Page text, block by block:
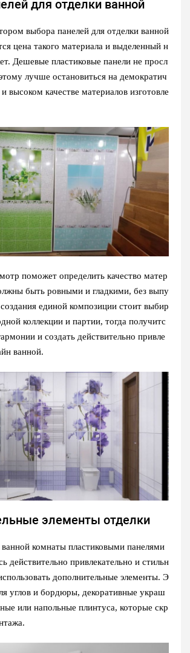
для отделки ванной
выбора панелей для отделки ванной
цена такого материала и выделенный н
Дешевые пластиковые панели не просл
лучше остановиться на демократич
высоком качестве материалов изготовле
поможет определить качество матер
быть ровными и гладкими, без выпу
единой композиции стоит выбир
коллекции и партии, тогда получитс
и создать действительно привле
ванной.
элементы отделки
комнаты пластиковыми панелями
действительно привлекательно и стильн
дополнительные элементы. Э
углов и бордюры, декоративные украш
или напольные плинтуса, которые скр